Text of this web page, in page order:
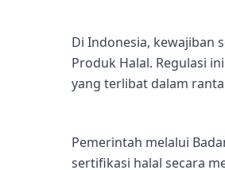
Di Indonesia, kewajiban
Produk Halal. Regulasi
yang terlibat dalam
Pemerintah melalui
sertifikasi halal secara